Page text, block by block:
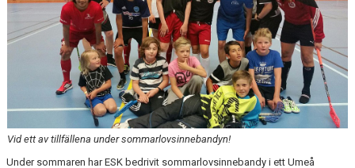
KALENDER
HYRA/BOKA FOTBOLLSPLAN FÖR ICKE MEDLEMMAR
Vid ett av tillfällena under sommarlovsinnebandyn!
Under sommaren har ESK bedrivit sommarlovsinnebandy i ett Umeå